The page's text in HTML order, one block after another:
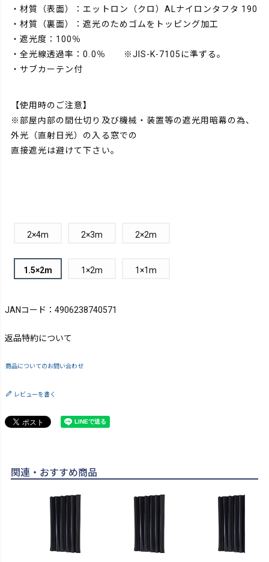
・材質（表面）：エットロン（クロ）ALナイロンタフタ 190
・材質（裏面）：遮光のためゴムをトッピング加工
・遮光度：100％
・全光線透過率：0.0％ ※JIS-K-7105に準ずる。
・サブカーテン付
【使用時のご注意】
※部屋内部の間仕切り及び機械・装置等の遮光用暗幕の為、
外光（直射日光）の入る窓での
直接遮光は避けて下さい。
2×4m 2×3m 2×2m
1.5×2m 1×2m 1×1m
JANコード：4906238740571
返品特約について
商品についてのお問い合わせ
レビューを書く
関連・おすすめ商品